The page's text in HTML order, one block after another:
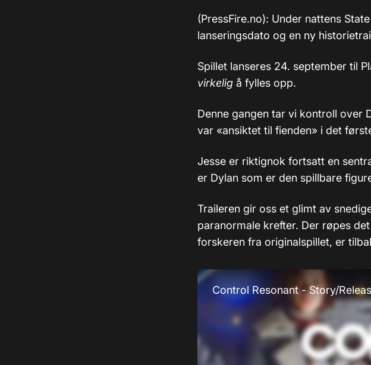
(PressFire.no): Under nattens
lanseringsdato og en ny
Spillet lanseres 24. september til
virkelig å fylles opp.
Denne gangen tar vi kontroll over
var «ansiktet til fienden» i det
Jesse er riktignok fortsatt en
er Dylan som er den spillbare
Traileren gir oss et glimt av
paranormale krefter. Der røpes
forskeren fra originalspillet, er
Control Resonant - Story/